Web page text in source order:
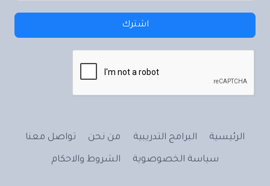
اشترك
الرئيسية البرامج التدريبية من نحن تواصل معنا
سياسة الخصوصوية الشروط والاحكام